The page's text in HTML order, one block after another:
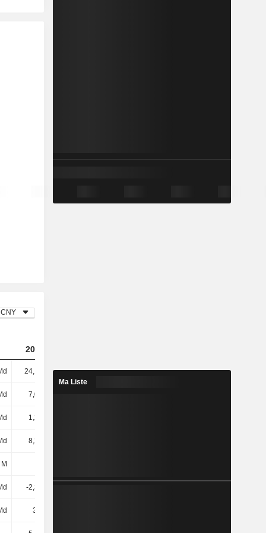
CNY
2023
24,17 Md 41,36 Md 19,63 Md
7,01 Md
1,28 Md
8,29 Md
-2,32 Md
3,9 Md
Ma Liste